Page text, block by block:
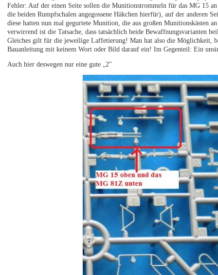
Fehler: Auf der einen Seite sollen die Munitionstrommeln für das MG 15
die beiden Rumpfschalen angegossene Häkchen hierfür), auf der anderen
diese hatten nun mal gegurtete Munition, die aus großen Munitionskästen
verwirrend ist die Tatsache, dass tatsächlich beide Bewaffnungsvarianten
Gleiches gilt für die jeweilige Laffetierung! Man hat also die Möglichkeit,
Bauanleitung mit keinem Wort oder Bild darauf ein! Im Gegenteil: Ein
Auch hier deswegen nur eine gute „2"